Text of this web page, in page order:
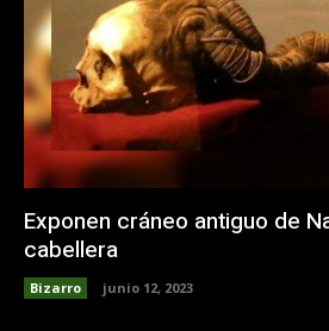
Exponen cráneo antiguo de
cabellera
Bizarro junio 12, 2023